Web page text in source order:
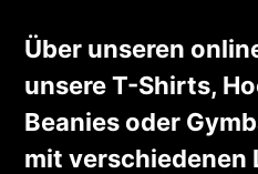
Über unseren
unsere T-Shirts,
Beanies oder
mit verschiedenen